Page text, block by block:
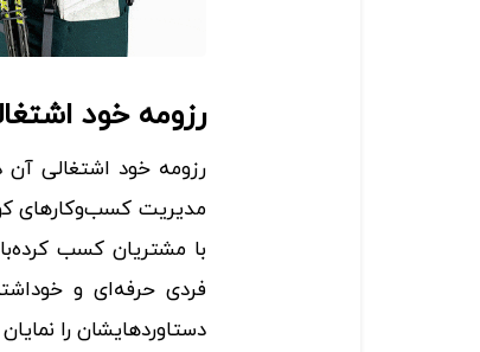
رزومه خود
رزومه خود اشتغالی
با مشتریان کسب
فردی حرفه‌ای و
دستاوردهایشان را